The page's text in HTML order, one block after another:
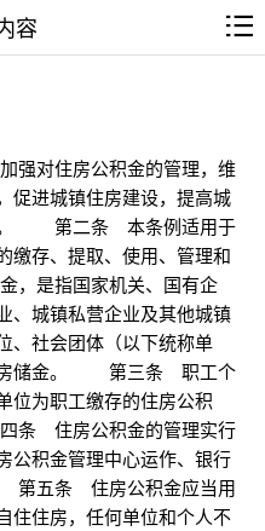
容
住房公积金的管理，维
促进城镇住房建设，提高城
。 第二条 本条例适用于
缴存、提取、使用、管理和
是指国家机关、国有企
、城镇私营企业及其他城镇
、社会团体（以下统称单
房储金。 第三条 职工个
位为职工缴存的住房公积
住房公积金的管理实行
公积金管理中心运作、银行
五条 住房公积金应当用
住住房，任何单位和个人不